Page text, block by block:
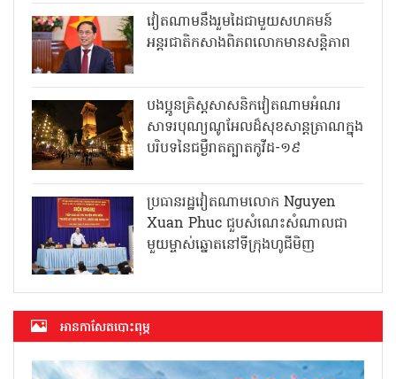
វៀតណាមនឹងរួមដៃជាមួយសហគមន៍
អន្តរជាតិកសាងពិភពលោកមានសន្តិភាព
បងប្អូនគ្រិស្តសាសនិកវៀតណាមអំណរ
សាទរបុណ្យណូអែលដ៏សុខសាន្តត្រាណក្នុង
បរិបទនៃជម្ងឺរាតត្បាតកូវីដ-១៩
ប្រធានរដ្ឋវៀតណាមលោក Nguyen
Xuan Phuc ជួបសំណេះសំណាលជា
មួយម្ចាស់ឆ្នោតនៅទីក្រុងហូជីមិញ
អាន​កាសែត​បោះពុម្ភ